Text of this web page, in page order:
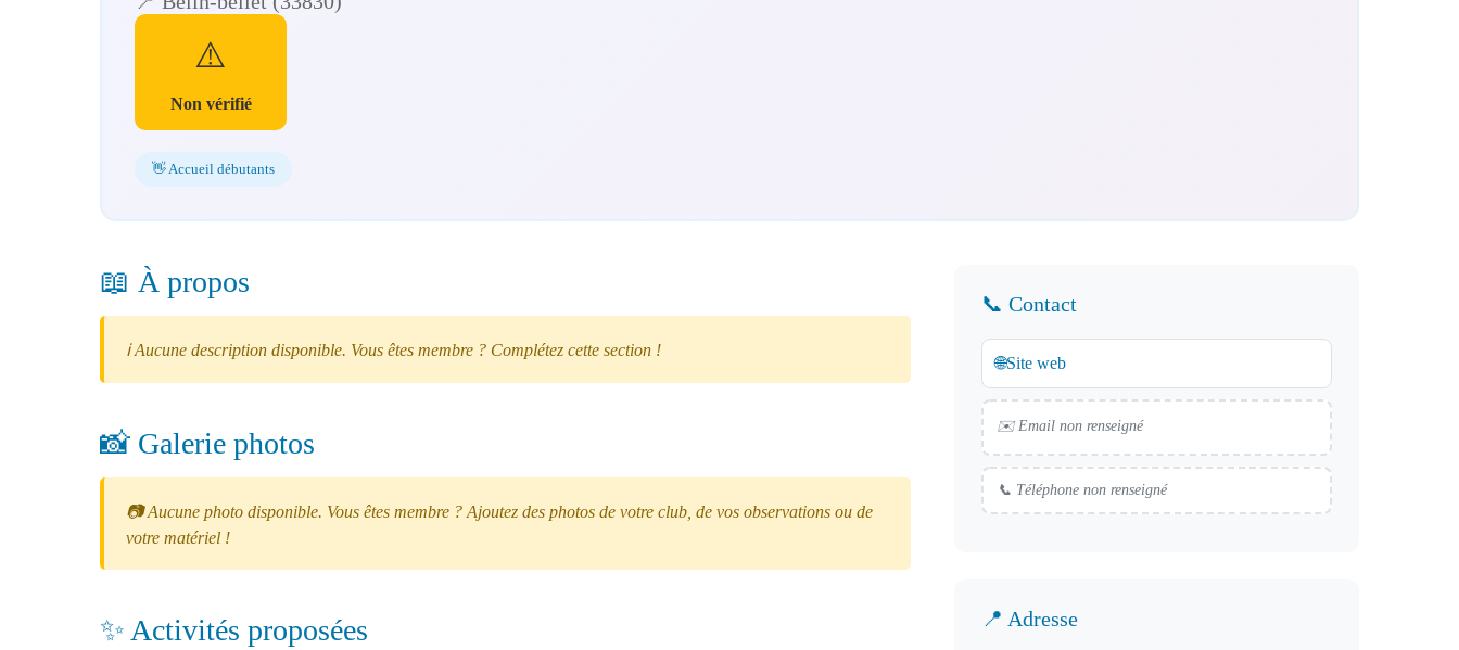
⚠️
Non vérifié
👋 Accueil débutants
📖 À propos
ℹ️ Aucune description disponible. Vous êtes membre ? Complétez cette section !
📸 Galerie photos
📷 Aucune photo disponible. Vous êtes membre ? Ajoutez des photos de votre club, de vos observations ou de
votre matériel !
✨ Activités proposées
📞 Contact
🌐Site web
✉️ Email non renseigné
📞 Téléphone non renseigné
📍 Adresse